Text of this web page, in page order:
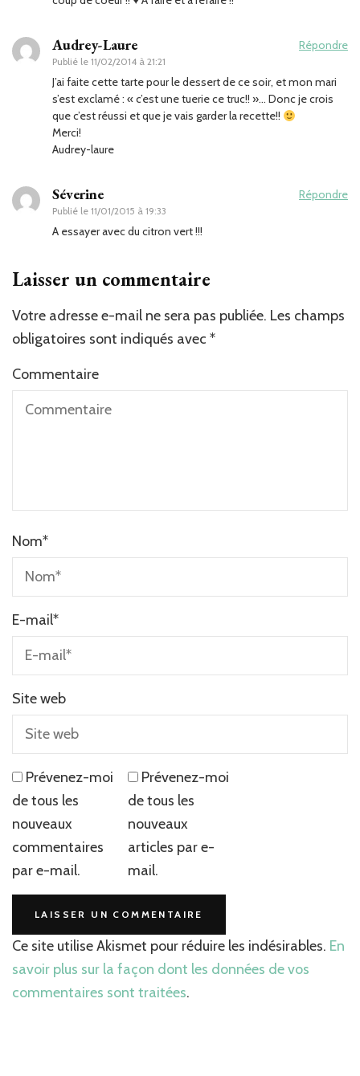
Audrey-Laure
Publié le 11/02/2014 à 21:21
Répondre
J’ai faite cette tarte pour le dessert de ce soir, et mon mari
s’est exclamé : « c’est une tuerie ce truc!! »… Donc je crois
que c’est réussi et que je vais garder la recette!!
Merci!
Audrey-laure
Séverine
Publié le 11/01/2015 à 19:33
Répondre
A essayer avec du citron vert !!!
Laisser un commentaire
Votre adresse e-mail ne sera pas publiée. Les champs
obligatoires sont indiqués avec *
Commentaire
Nom*
E-mail*
Site web
Prévenez-moi
de tous les
nouveaux
commentaires
par e-mail.
Prévenez-moi
de tous les
nouveaux
articles par e-
mail.
Ce site utilise Akismet pour réduire les indésirables. En
savoir plus sur la façon dont les données de vos
commentaires sont traitées.